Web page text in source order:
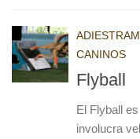
CANINOS
Flyball
El Flyball
involucra